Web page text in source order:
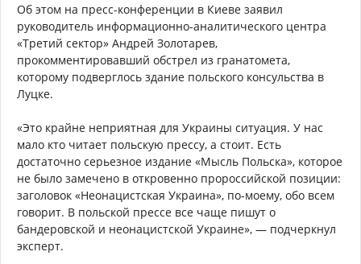
Об этом на пресс-конференции в Киеве заявил
руководитель информационно-аналитического центра
«Третий сектор» Андрей Золотарев,
прокомментировавший обстрел из гранатомета,
которому подверглось здание польского консульства в
Луцке.
«Это крайне неприятная для Украины ситуация. У нас
мало кто читает польскую прессу, а стоит. Есть
достаточно серьезное издание «Мысль Польска», которое
не было замечено в откровенно пророссийской позиции:
заголовок «Неонацистская Украина», по-моему, обо всем
говорит. В польской прессе все чаще пишут о
бандеровской и неонацистской Украине», — подчеркнул
эксперт.